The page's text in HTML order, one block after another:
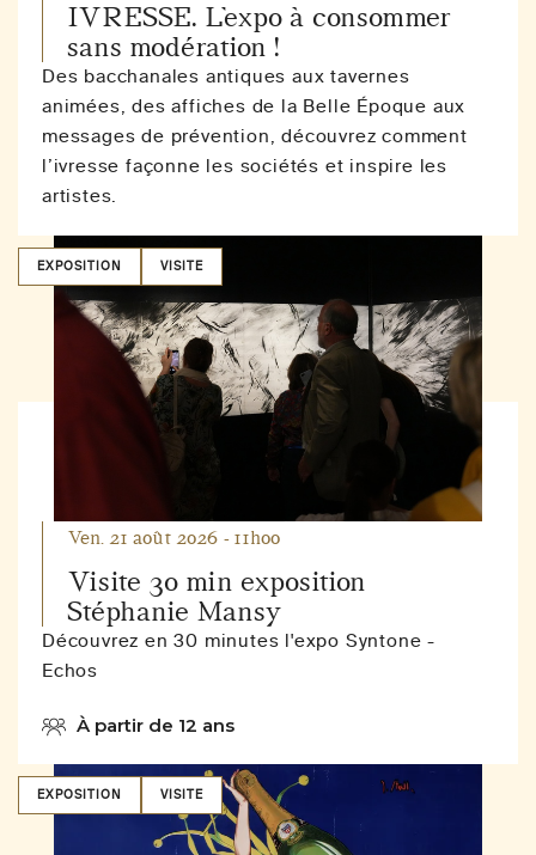
IVRESSE. L’expo à consommer
sans modération !
Des bacchanales antiques aux tavernes
animées, des affiches de la Belle Époque aux
messages de prévention, découvrez comment
l’ivresse façonne les sociétés et inspire les
artistes.
Visite 30 min exposition
Stéphanie Mansy
Ven. 21 août 2026 - 11h00
Découvrez en 30 minutes l'expo Syntone -
Echos
À partir de 12 ans
EXPOSITION VISITE
EXPOSITION VISITE